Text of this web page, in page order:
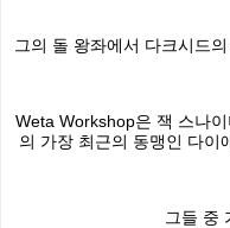
그의 돌 왕좌에서 다크시드
Weta Workshop은 잭 스나
의 가장 최근의 동맹인 다이
그들 중